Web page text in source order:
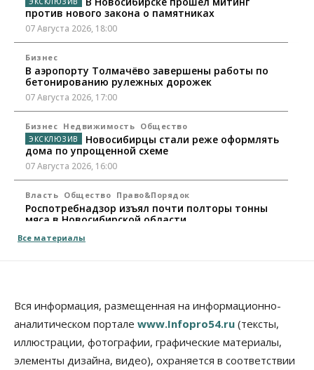
против нового закона о памятниках
07 Августа 2026, 18:00
Бизнес
В аэропорту Толмачёво завершены работы по
бетонированию рулежных дорожек
07 Августа 2026, 17:00
Бизнес Недвижимость Общество
Новосибирцы стали реже оформлять
дома по упрощенной схеме
07 Августа 2026, 16:00
Власть Общество Право&Порядок
Роспотребнадзор изъял почти полторы тонны
мяса в Новосибирской области
07 Августа 2026, 15:00
07 Августа 2026, 14:35
Сибирские аграрии увеличивают посевы горчицы
Все материалы
Вся информация, размещенная на информационно-
аналитическом портале www.Infopro54.ru (тексты,
иллюстрации, фотографии, графические материалы,
элементы дизайна, видео), охраняется в соответствии